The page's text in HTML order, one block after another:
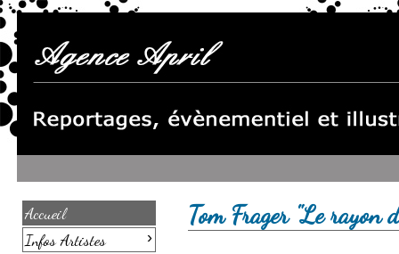
Accueil
Infos Artistes
›
Tom Frager "Le rayon